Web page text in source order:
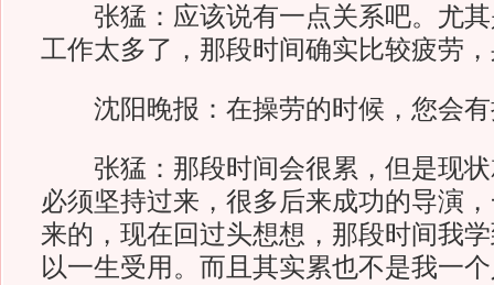
张猛：应该说有一点关系吧。尤其
工作太多了，那段时间确实比较疲劳
沈阳晚报：在操劳的时候，您会有
张猛：那段时间会很累，但是现状
必须坚持过来，很多后来成功的导演
来的，现在回过头想想，那段时间我
以一生受用。而且其实累也不是我一